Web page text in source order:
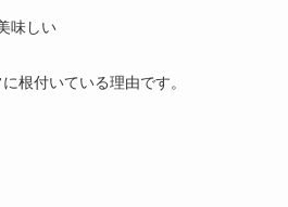
味しい
根付いている理由です。